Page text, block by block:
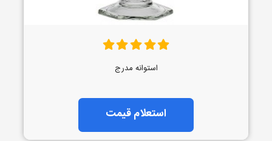
استوانه مدرج
استعلام قیمت